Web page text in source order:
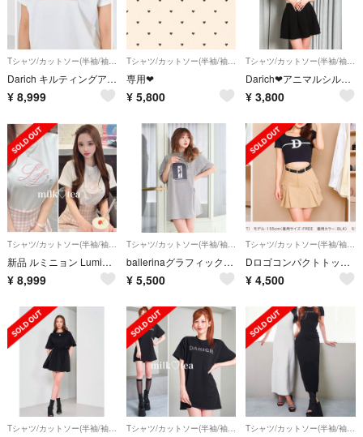
Tシャツ/カットソー(半袖/袖なし)
Darich キルティングアップリケTシャツ
¥ 8,999
Tシャツ/カットソー(半袖/袖なし)
専用❤︎
¥ 5,800
Tシャツ/カットソー(半袖/袖なし)
Darich❤︎アニマルシルエットTシャツ❤︎ダーリッチ
¥ 3,800
Tシャツ/カットソー(半袖/袖なし)
新品 ルミニョン Lumignon LL heart bijou T ピンク
¥ 8,999
Tシャツ/カットソー(半袖/袖なし)
ballerinaグラフィックTシャツ ダーリッチ
¥ 5,500
Tシャツ/カットソー(半袖/袖なし)
Dロゴコンパクトトップス
¥ 4,500